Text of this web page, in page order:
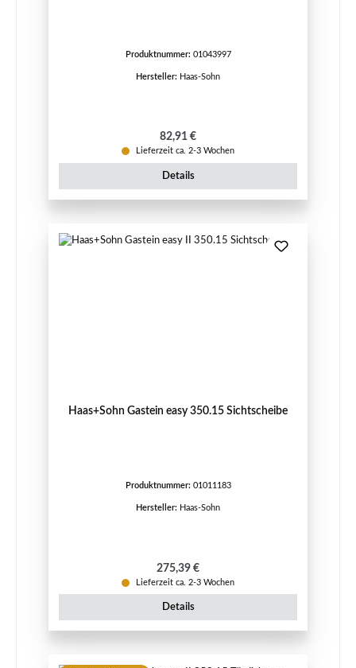
Produktnummer: 01043997
Hersteller: Haas-Sohn
Regulärer Preis:
82,91 €
Lieferzeit ca. 2-3 Wochen
Details
Haas+Sohn Gastein easy 350.15 Sichtscheibe
Produktnummer: 01011183
Hersteller: Haas-Sohn
Regulärer Preis:
275,39 €
Lieferzeit ca. 2-3 Wochen
Details